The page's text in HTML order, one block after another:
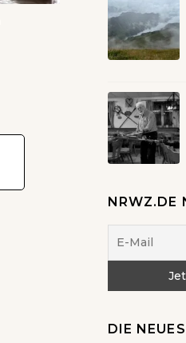
NRWZ.DE
DIE